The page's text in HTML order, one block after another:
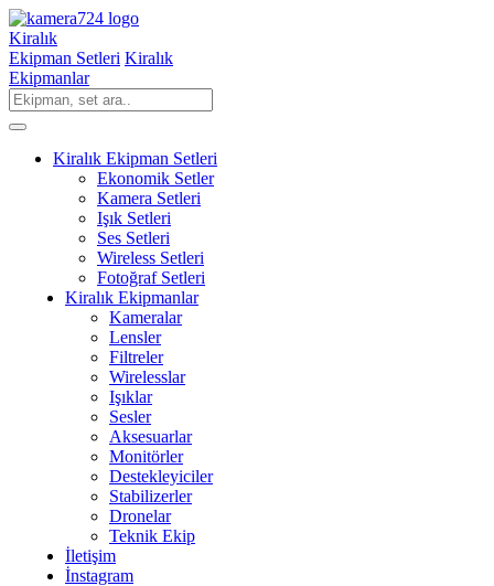
Kiralık
Ekipman Setleri Kiralık
Ekipmanlar
Kiralık Ekipman Setleri
Ekonomik Setler
Kamera Setleri
Işık Setleri
Ses Setleri
Wireless Setleri
Fotoğraf Setleri
Kiralık Ekipmanlar
Kameralar
Lensler
Filtreler
Wirelesslar
Işıklar
Sesler
Aksesuarlar
Monitörler
Destekleyiciler
Stabilizerler
Dronelar
Teknik Ekip
İletişim
İnstagram